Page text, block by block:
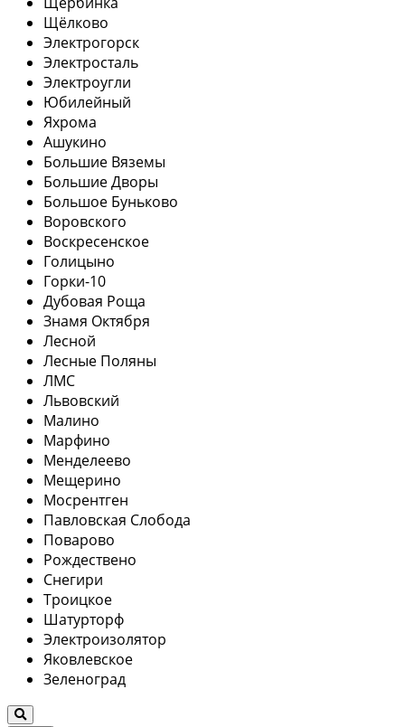
Щёлково
Электрогорск
Электросталь
Электроугли
Юбилейный
Яхрома
Ашукино
Большие Вяземы
Большие Дворы
Большое Буньково
Воровского
Воскресенское
Голицыно
Горки-10
Дубовая Роща
Знамя Октября
Лесной
Лесные Поляны
ЛМС
Львовский
Малино
Марфино
Менделеево
Мещерино
Мосрентген
Павловская Слобода
Поварово
Рождествено
Снегири
Троицкое
Шатурторф
Электроизолятор
Яковлевское
Зеленоград